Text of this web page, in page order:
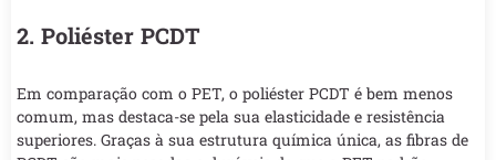
2. Poliéster PCDT
Em comparação com o PET, o poliéster PCDT é bem menos
comum, mas destaca-se pela sua elasticidade e resistência
superiores. Graças à sua estrutura química única, as fibras de